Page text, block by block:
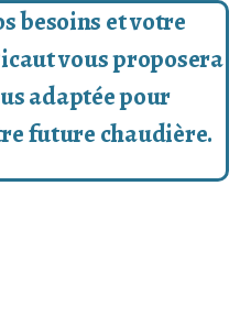
besoins et votre
vous proposera
adaptée pour
future chaudière.